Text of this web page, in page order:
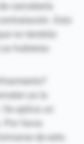
cancelarla
Esto
no tendrás
hubieras
ya la
aplica un
favor,
de esto.